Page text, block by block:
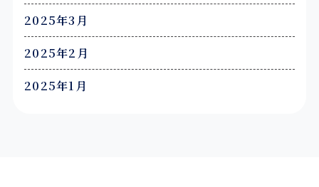
2025年3月
2025年2月
2025年1月